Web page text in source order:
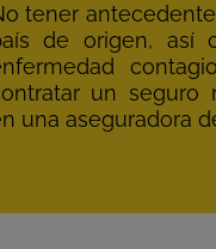
tener
de origen, así
un seguro
una aseguradora